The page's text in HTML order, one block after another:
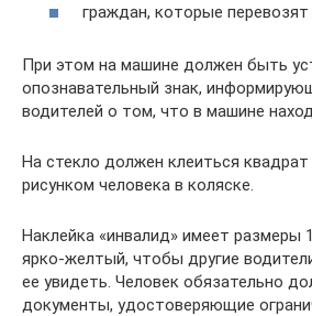
граждан, которые перевозят
При этом на машине должен быть
опознавательный знак,
водителей о том, что в машине
На стекло должен клеиться
рисунком человека в коляске.
Наклейка «инвалид» имеет размеры
ярко-желтый, чтобы другие
ее увидеть. Человек обязательно
документы, удостоверяющие